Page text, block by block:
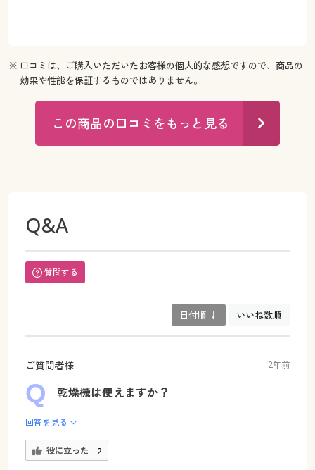
※ 口コミは、ご購入いただいたお客様の個人的な感想ですので、商品の
効果や性能を保証するものではありません。
この商品の口コミをもっと見る
Q&A
質問する
日付順 ↓ いいね数順
ご質問者様 2年前
乾燥機は使えますか？
回答を見る
役に立った 2